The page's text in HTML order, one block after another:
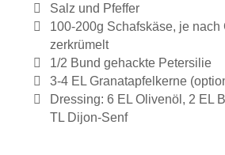
Salz und Pfeffer
100-200g Schafskäse, je nach
zerkrümelt
1/2 Bund gehackte Petersilie
3-4 EL Granatapfelkerne
Dressing: 6 EL Olivenöl, 2 EL
TL Dijon-Senf